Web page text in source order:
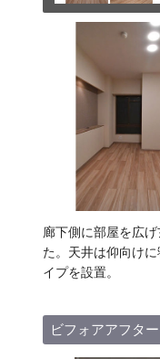
廊下側に部屋を広
た。天井は仰向け
イプを設置。
ビフォアアフター